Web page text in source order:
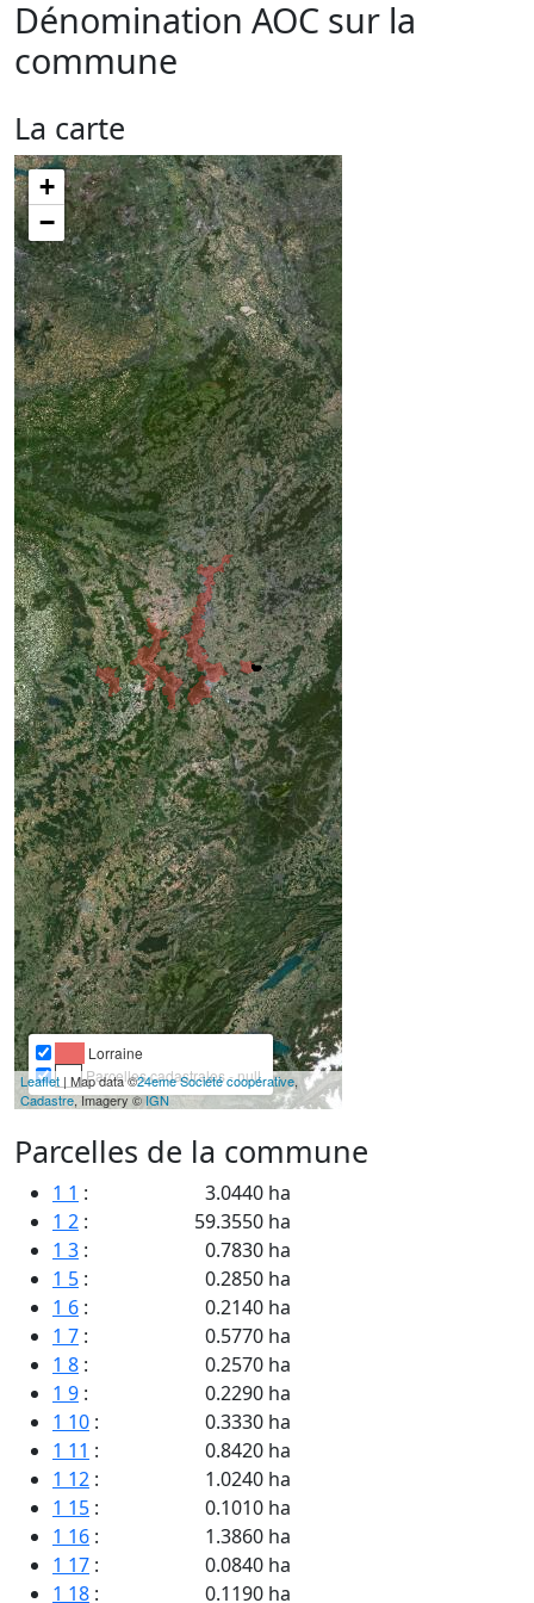
Dénomination AOC sur la
commune
La carte
+
−
Lorraine
Parcelles cadastrales - null
Leaflet | Map data ©24eme Société coopérative,
Cadastre, Imagery ©IGN
Parcelles de la commune
1 1 :
3.0440 ha
1 2 :
59.3550 ha
1 3 :
0.7830 ha
1 5 :
0.2850 ha
1 6 :
0.2140 ha
1 7 :
0.5770 ha
1 8 :
0.2570 ha
1 9 :
0.2290 ha
1 10 :
0.3330 ha
1 11 :
0.8420 ha
1 12 :
1.0240 ha
1 15 :
0.1010 ha
1 16 :
1.3860 ha
1 17 :
0.0840 ha
1 18 : 0.1190 ha